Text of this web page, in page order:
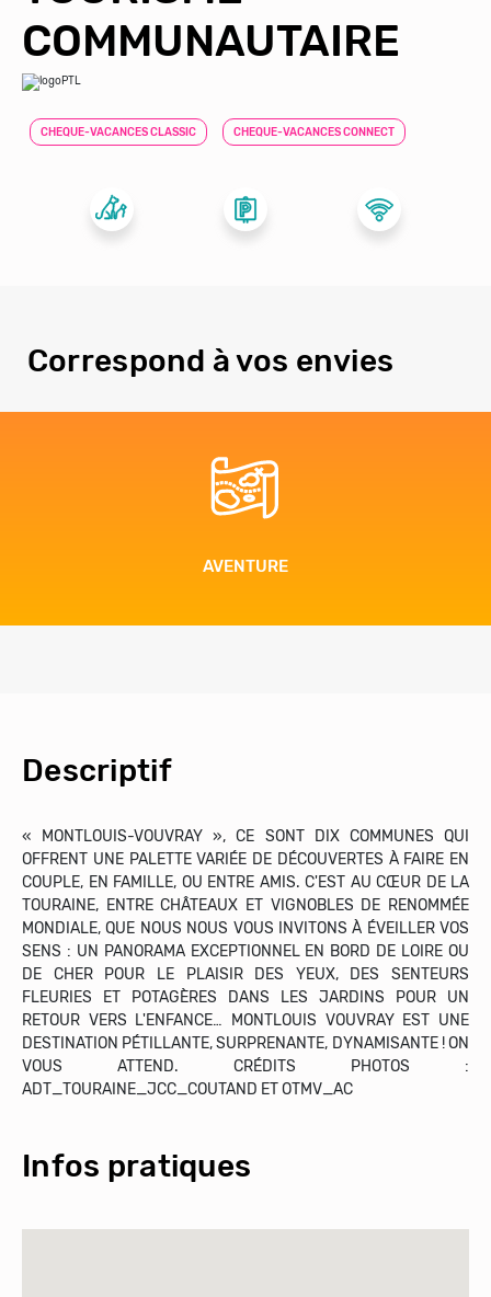
COMMUNAUTAIRE
CHEQUE-VACANCES CLASSIC CHEQUE-VACANCES CONNECT
Correspond à vos envies
AVENTURE
Descriptif
« MONTLOUIS-VOUVRAY », CE SONT DIX COMMUNES QUI
OFFRENT UNE PALETTE VARIÉE DE DÉCOUVERTES À FAIRE EN
COUPLE, EN FAMILLE, OU ENTRE AMIS. C'EST AU CŒUR DE LA
TOURAINE, ENTRE CHÂTEAUX ET VIGNOBLES DE RENOMMÉE
MONDIALE, QUE NOUS NOUS VOUS INVITONS À ÉVEILLER VOS
SENS : UN PANORAMA EXCEPTIONNEL EN BORD DE LOIRE OU
DE CHER POUR LE PLAISIR DES YEUX, DES SENTEURS
FLEURIES ET POTAGÈRES DANS LES JARDINS POUR UN
RETOUR VERS L'ENFANCE… MONTLOUIS VOUVRAY EST UNE
DESTINATION PÉTILLANTE, SURPRENANTE, DYNAMISANTE ! ON
VOUS ATTEND. CRÉDITS PHOTOS :
ADT_TOURAINE_JCC_COUTAND ET OTMV_AC
Infos pratiques